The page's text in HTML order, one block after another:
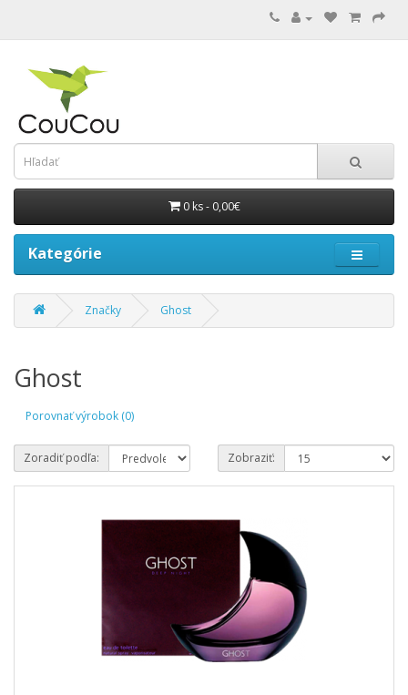
0 ks - 0,00€
Kategórie
Značky Ghost
Ghost
Porovnať výrobok (0)
Zoradiť podľa: Zobraziť: